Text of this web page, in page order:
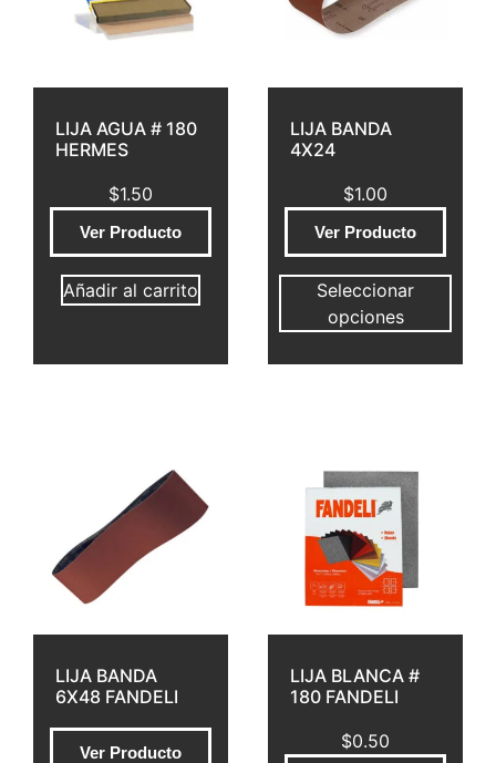
LIJA AGUA # 180
HERMES
$1.50
Ver Producto
Añadir al carrito
LIJA BANDA
4X24
$1.00
Ver Producto
Seleccionar
opciones
LIJA BANDA
6X48 FANDELI
Ver Producto
LIJA BLANCA #
180 FANDELI
$0.50